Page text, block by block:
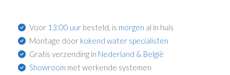
Voor 13:00 uur besteld, is morgen al in huis
Montage door kokend water specialisten
Gratis verzending in Nederland & België
Showroom met werkende systemen